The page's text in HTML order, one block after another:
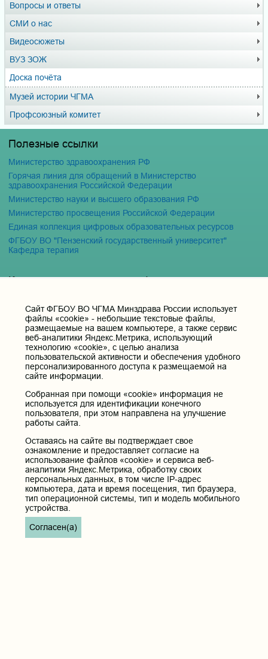
Вопросы и ответы
СМИ о нас
Видеосюжеты
ВУЗ ЗОЖ
Доска почёта
Музей истории ЧГМА
Профсоюзный комитет
Полезные ссылки
Министерство здравоохранения РФ
Горячая линия для обращений в Министерство
здравоохранения Российской Федерации
Министерство науки и высшего образования РФ
Министерство просвещения Российской Федерации
Единая коллекция цифровых образовательных ресурсов
ФГБОУ ВО "Пензенский государственный университет"
Кафедра терапия
Контактные данные и телефоны
учреждение высшего образования «Читинская
государственная медицинская академия» Министерства
здравоохранения Российской Федерации
Юридический и фактический адрес:
672000, Российская Федерация, Забайкальский край, г. Чита, ул.
Горького, д. 39 «а».
Телефон приёмной ректора:
8 (3022) 35-43-24
Электронная почта:
pochta@chitgma.ru
https://vk.com/news_chgma
Официальный канал «Телеграмм»:
https://t.me/chgma75
Официальный канал «МАХ»:
https://max.ru/id7536010483_gos
Вход
Cайт ФГБОУ ВО ЧГМА Минздрава России использует
файлы «cookie» - небольшие текстовые файлы,
размещаемые на вашем компьютере, а также сервис
веб-аналитики Яндекс.Метрика, использующий
технологию «cookie», с целью анализа
пользовательской активности и обеспечения удобного
персонализированного доступа к размещаемой на
сайте информации.
Собранная при помощи «cookie» информация не
используется для идентификации конечного
пользователя, при этом направлена на улучшение
работы сайта.
Оставаясь на сайте вы подтверждает свое
ознакомление и предоставляет согласие на
использование файлов «cookie» и сервиса веб-
аналитики Яндекс.Метрика, обработку своих
персональных данных, в том числе IP-адрес
компьютера, дата и время посещения, тип браузера,
тип операционной системы, тип и модель мобильного
устройства.
Согласен(а)